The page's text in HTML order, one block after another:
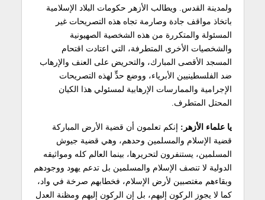
ولمدينة القدس. ويطالب الأزهر حكومات البلاد الإسلامية
باتخاذ مواقف جادة وصارمة تجاه هذه التصريحات غير
المسئولة والمتكررة من هذه الشخصية الصهيونية
والشخصيات الأخرى المتطرفة، التي اعتادت اقتحام
المسجد الأقصى المبارك، والتحريض على العنف والإرهاب
ضد الفلسطينيين الأبرياء، ووضع حدٍّ لهذه التصريحات
الإجرامية والممارسات الإرهابية لمسئولي هذا الكيان
المحتل المتطرف.
يا علماء الأزهر: إنكم تعلمون أن قضية الأرض المباركة
قضية الإسلام والمسلمين وحدهم، وهي قضية جيوش
المسلمين، يستنفرون لتحريرها، بينما العالم كله ومواثيقه
الدولية لا تنصف الإسلام والمسلمين بل تدعم يهود ووجودهم
وبقاءهم مغتصبين لأرض الإسلام، فخطابهم صرخة في واد،
كما لا يجوز الركون إليهم، بل إن الركون إليهم ومظنة العدل